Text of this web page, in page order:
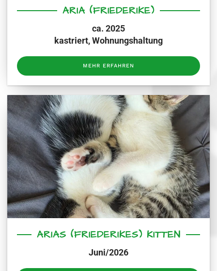
ARIA (FRIEDERIKE)
ca. 2025
kastriert, Wohnungshaltung
MEHR ERFAHREN
ARIAS (FRIEDERIKES) KITTEN
Juni/2026